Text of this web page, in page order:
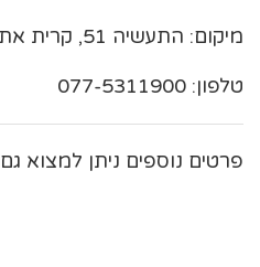
מיקום: התעשיה 51, קרית אתא
טלפון: 077-5311900
פרטים נוספים ניתן למצוא גם